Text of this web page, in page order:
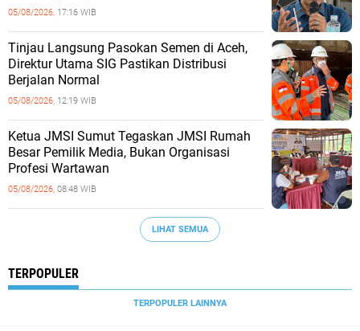
05/08/2026, 17:16 WIB
‎Tinjau Langsung Pasokan Semen di Aceh,
‎Direktur Utama SIG Pastikan Distribusi
Berjalan Normal ‎
05/08/2026, 12:19 WIB
Ketua JMSI Sumut Tegaskan JMSI Rumah
Besar Pemilik Media, Bukan Organisasi
Profesi Wartawan
05/08/2026, 08:48 WIB
LIHAT SEMUA
TERPOPULER
TERPOPULER LAINNYA